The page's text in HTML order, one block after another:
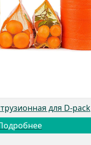
для D-pack